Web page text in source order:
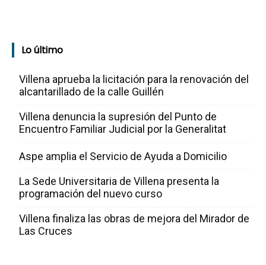
Lo último
Villena aprueba la licitación para la renovación del
alcantarillado de la calle Guillén
Villena denuncia la supresión del Punto de
Encuentro Familiar Judicial por la Generalitat
Aspe amplia el Servicio de Ayuda a Domicilio
La Sede Universitaria de Villena presenta la
programación del nuevo curso
Villena finaliza las obras de mejora del Mirador de
Las Cruces